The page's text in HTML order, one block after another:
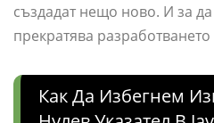
създадат нещо ново. И за
прекратява
Как Да Избегнем